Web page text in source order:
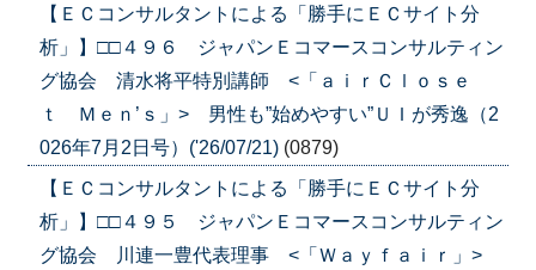
【ＥＣコンサルタントによる「勝手にＥＣサイト分
析」】□□４９６ ジャパンＥコマースコンサルティン
グ協会 清水将平特別講師 <「ａｉｒＣｌｏｓｅ
ｔ Ｍｅｎ’ｓ」> 男性も”始めやすい”ＵＩが秀逸（2
026年7月2日号）('26/07/21) (0879)
【ＥＣコンサルタントによる「勝手にＥＣサイト分
析」】□□４９５ ジャパンＥコマースコンサルティン
グ協会 川連一豊代表理事 <「Ｗａｙｆａｉｒ」>